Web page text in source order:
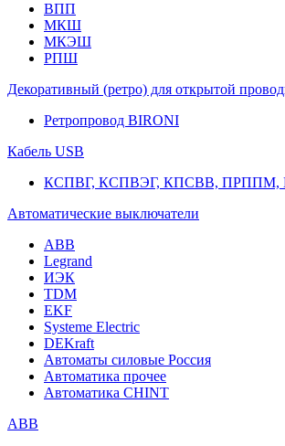
ВПП
МКШ
МКЭШ
РПШ
Декоративный (ретро) для открытой
Ретропровод BIRONI
Кабель USB
КСПВГ, КСПВЭГ, КПСВВ,
Автоматические выключатели
ABB
Legrand
ИЭК
TDM
EKF
Systeme Electric
DEKraft
Автоматы силовые Россия
Автоматика прочее
Автоматика CHINT
ABB